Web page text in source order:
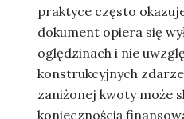
praktyce często
dokument opiera się
oględzinach i nie
konstrukcyjnych
zaniżonej kwoty może
koniecznością